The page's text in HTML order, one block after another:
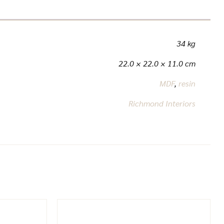
34 kg
22.0 × 22.0 × 11.0 cm
MDF, resin
Richmond Interiors